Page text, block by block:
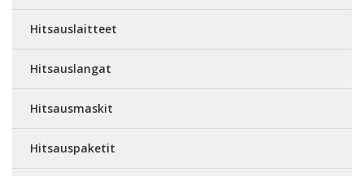
Hitsauslaitteet
Hitsauslangat
Hitsausmaskit
Hitsauspaketit